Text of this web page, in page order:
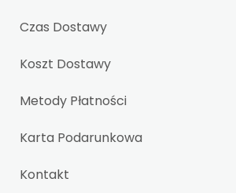
Czas Dostawy
Koszt Dostawy
Metody Płatności
Karta Podarunkowa
Kontakt